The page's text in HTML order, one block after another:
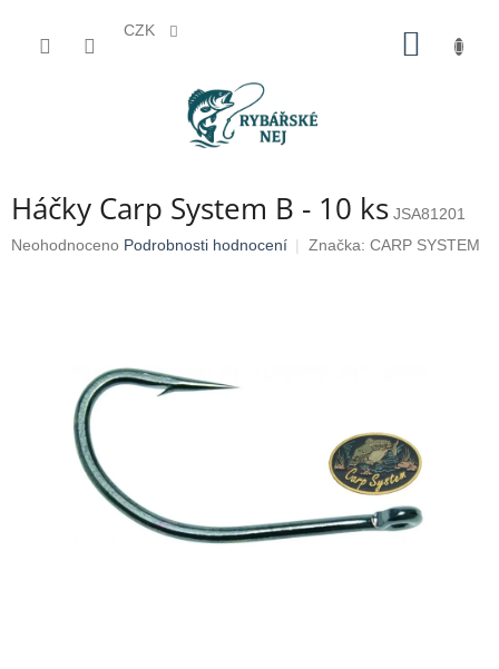
CZK
Háčky Carp System B - 10 ks JSA81201
Průměrné
hvězdiček.
Neohodnoceno Podrobnosti hodnocení Značka: CARP SYSTEM